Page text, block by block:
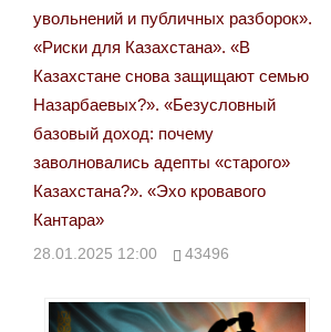
увольнений и публичных разборок».
«Риски для Казахстана». «В
Казахстане снова защищают семью
Назарбаевых?». «Безусловный
базовый доход: почему
заволновались адепты «старого»
Казахстана?». «Эхо кровавого
Кантара»
28.01.2025 12:00 43496